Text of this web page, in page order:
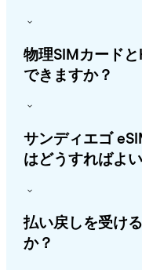
物理SIMカード
できますか？
サンディエゴ
はどうすればよ
払い戻しを受け
か？